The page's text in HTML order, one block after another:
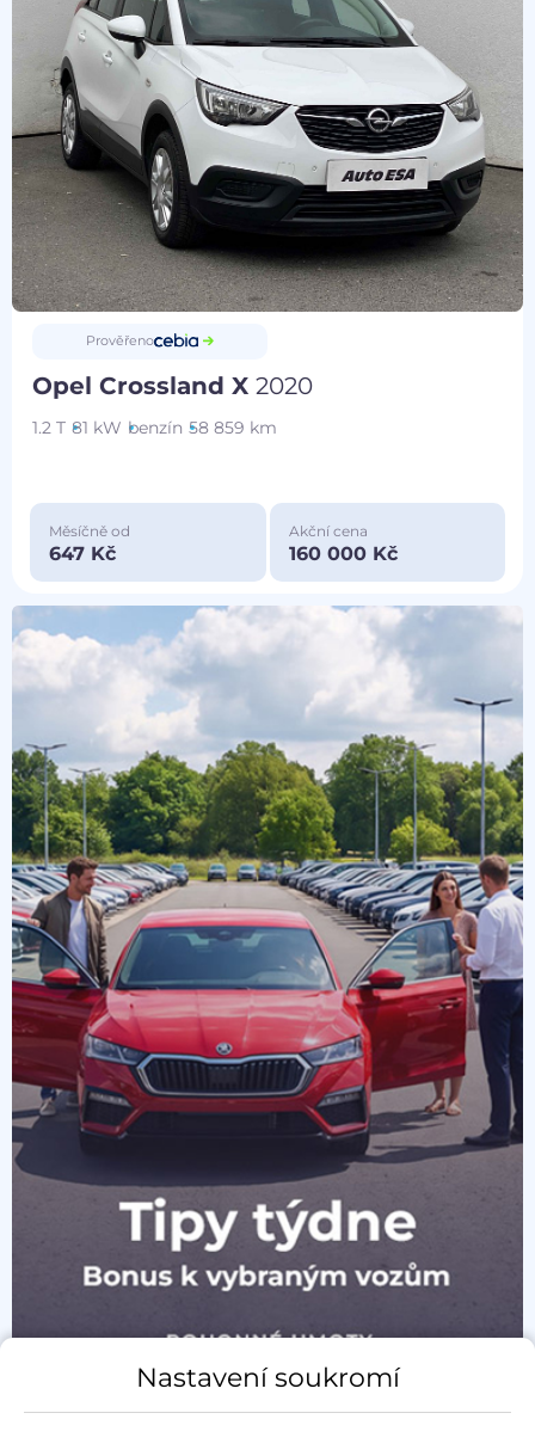
Prověřeno
Opel Crossland X2020
1.2 T 81 kW benzín 58 859 km
Měsíčně od
647 Kč
Akční cena
160 000 Kč
Nastavení soukromí